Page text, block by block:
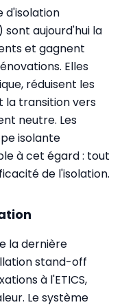
d'isolation
sont aujourd'hui la
et gagnent
Elles
réduisent les
la transition vers
neutre. Les
isolante
à cet égard : tout
de l'isolation.
la dernière
stand-off
à l'ETICS,
Le système